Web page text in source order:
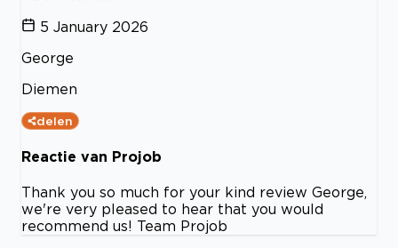
5 January 2026
George
Diemen
delen
Reactie van Projob
Thank you so much for your kind review George,
we're very pleased to hear that you would
recommend us! Team Projob